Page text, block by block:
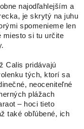
najodľahlejším a
je skrytý na juhu
spomenieme len
miesto si tu určite
Calis pridávajú
tých, ktorí sa
neoceniteľné
plážach
– hoci tieto
také obľúbené, ich